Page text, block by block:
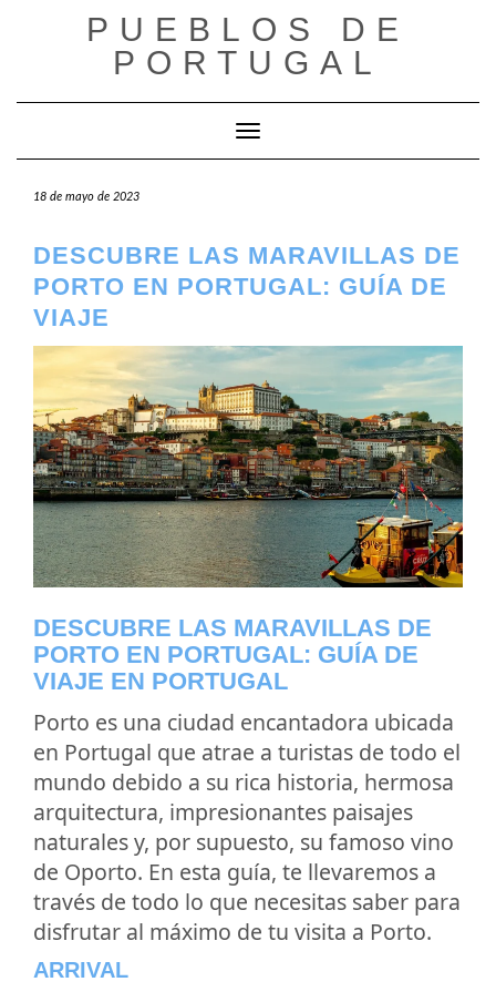
PUEBLOS DE
PORTUGAL
Cambiar modo de navegación
18 de mayo de 2023
DESCUBRE LAS MARAVILLAS DE
PORTO EN PORTUGAL: GUÍA DE
VIAJE
DESCUBRE LAS MARAVILLAS DE
PORTO EN PORTUGAL: GUÍA DE
VIAJE EN PORTUGAL
Porto es una ciudad encantadora ubicada
en Portugal que atrae a turistas de todo el
mundo debido a su rica historia, hermosa
arquitectura, impresionantes paisajes
naturales y, por supuesto, su famoso vino
de Oporto. En esta guía, te llevaremos a
través de todo lo que necesitas saber para
disfrutar al máximo de tu visita a Porto.
ARRIVAL